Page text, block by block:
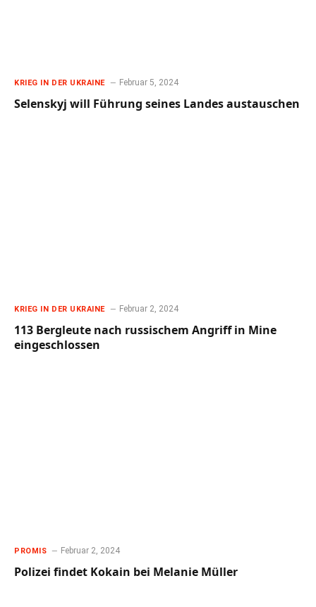
KRIEG IN DER UKRAINE Februar 5, 2024
Selenskyj will Führung seines Landes austauschen
KRIEG IN DER UKRAINE Februar 2, 2024
113 Bergleute nach russischem Angriff in Mine
eingeschlossen
PROMIS Februar 2, 2024
Polizei findet Kokain bei Melanie Müller